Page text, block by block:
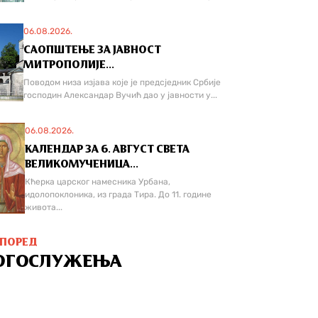
06.08.2026.
САОПШТЕЊЕ ЗА ЈАВНОСТ
МИТРОПОЛИЈЕ...
Поводом низа изјава које је предсједник Србије
господин Александар Вучић дао у јавности у...
06.08.2026.
КАЛЕНДАР ЗА 6. АВГУСТ СВЕТА
ВЕЛИКОМУЧЕНИЦА...
Кћерка царског намесника Урбана,
идолопоклоника, из града Тира. До 11. године
живота...